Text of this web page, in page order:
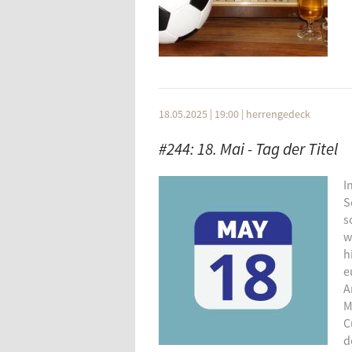
The Business :: England 5, Germany 1
Boxing Fox :: Good Old Times
18.05.2025 | 19:00 | herrengedeck
#244: 18. Mai - Tag der Titel